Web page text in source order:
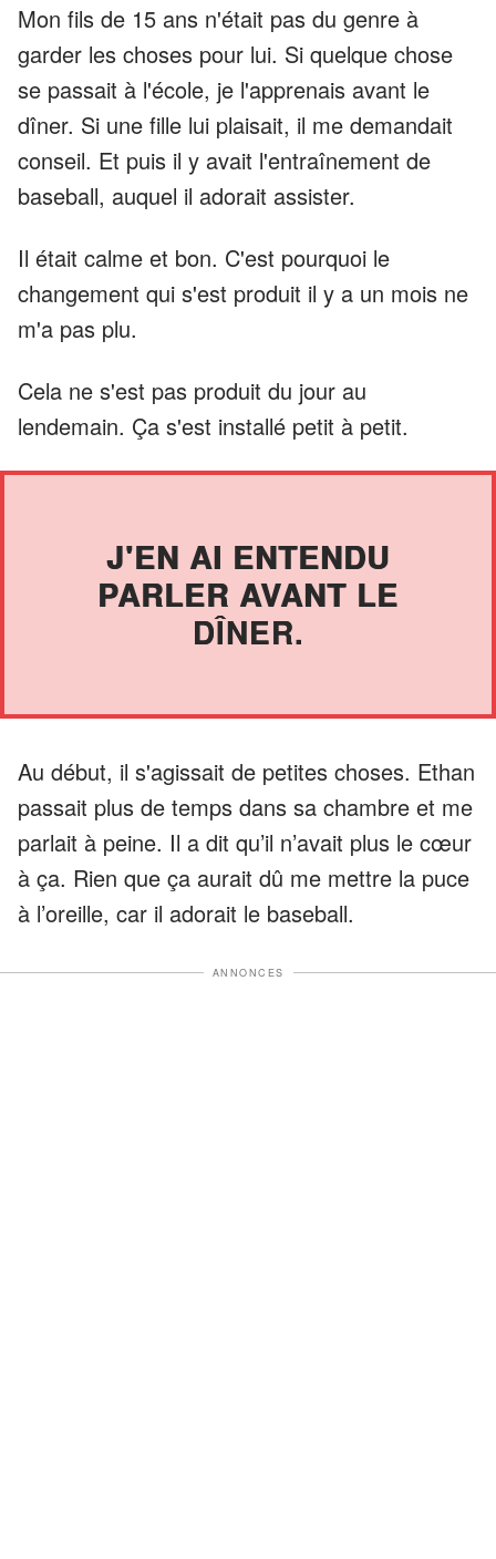
Mon fils de 15 ans n'était pas du genre à
garder les choses pour lui. Si quelque chose
se passait à l'école, je l'apprenais avant le
dîner. Si une fille lui plaisait, il me demandait
conseil. Et puis il y avait l'entraînement de
baseball, auquel il adorait assister.
Il était calme et bon. C'est pourquoi le
changement qui s'est produit il y a un mois ne
m'a pas plu.
Cela ne s'est pas produit du jour au
lendemain. Ça s'est installé petit à petit.
J'EN AI ENTENDU
PARLER AVANT LE
DÎNER.
Au début, il s'agissait de petites choses. Ethan
passait plus de temps dans sa chambre et me
parlait à peine. Il a dit qu’il n’avait plus le cœur
à ça. Rien que ça aurait dû me mettre la puce
à l’oreille, car il adorait le baseball.
ANNONCES